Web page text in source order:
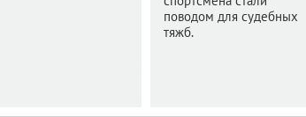
поводом для судебных
тяжб.